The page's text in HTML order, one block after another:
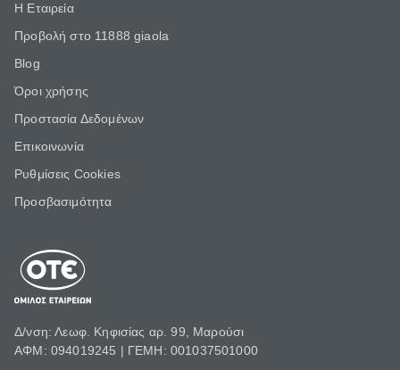
Η Εταιρεία
Προβολή στο 11888 giaola
Blog
Όροι χρήσης
Προστασία Δεδομένων
Επικοινωνία
Ρυθμίσεις Cookies
Προσβασιμότητα
Δ/νση: Λεωφ. Κηφισίας αρ. 99, Μαρούσι
ΑΦΜ: 094019245 | ΓΕΜΗ: 001037501000